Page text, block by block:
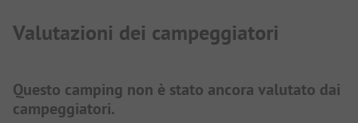
Valutazioni dei campeggiatori
Questo camping non è stato ancora valutato dai
campeggiatori.